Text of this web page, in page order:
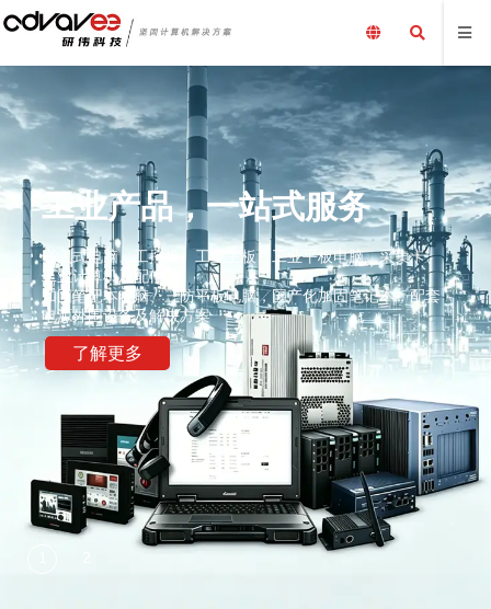
工业产品，一站式服务
嵌入式电脑、工控机、工业主板、工业平板电脑、采集卡、
工业计算机及配件、
加固笔记本电脑、三防平板电脑，国产化加固笔记本，配套
电源外围设备及解决方案
了解更多